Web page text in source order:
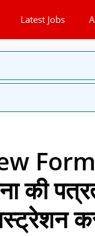
Latest Jobs
की